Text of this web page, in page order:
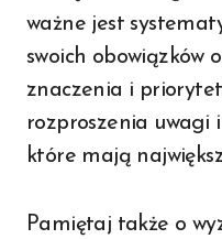
ważne jest
swoich obowiązków
znaczenia i
rozproszenia uwagi
które mają
Pamiętaj także o